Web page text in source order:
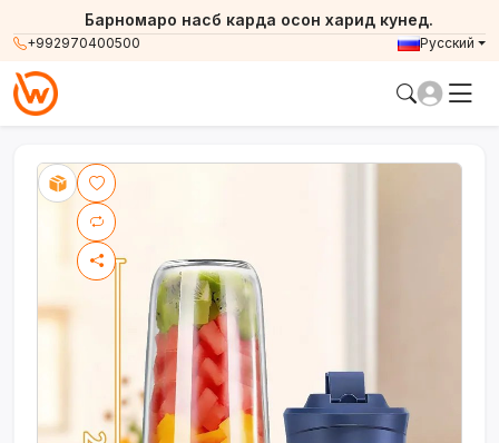
+992970400500
Барномаро насб карда осон харид кунед.
Русский